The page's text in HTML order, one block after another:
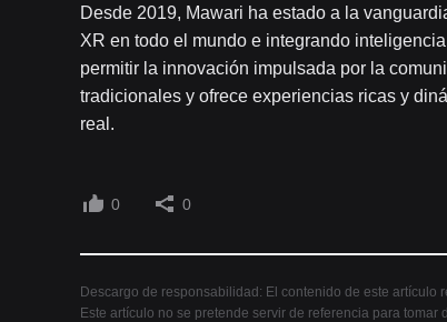
Desde 2019, Mawari ha estado a la
XR en todo el mundo e integrando
permitir la innovación impulsada por la
tradicionales y ofrece experiencias ricas y
real.
0 0
Descargo de responsabilidad: El contenido de este
Este artículo no se pretende servir de referencia para tomar